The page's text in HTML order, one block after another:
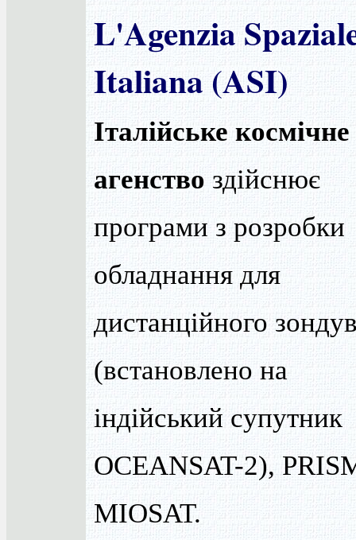
L'Agenzia
Italiana (ASI)
Італійське космічне
агенство здійснює
програми з розробки
обладнання для
дистанційного
(встановлено на
індійський супутник
OCEANSAT-2),
MIOSAT.